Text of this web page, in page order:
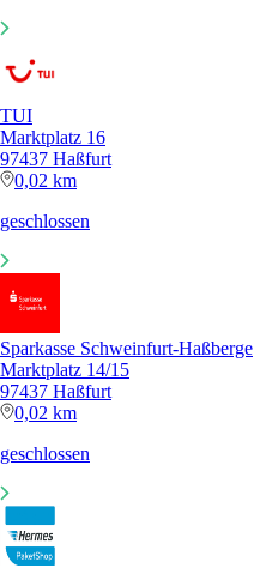
TUI
Marktplatz 16
97437 Haßfurt
0,02 km
geschlossen
Sparkasse Schweinfurt-Haßberge
Marktplatz 14/15
97437 Haßfurt
0,02 km
geschlossen